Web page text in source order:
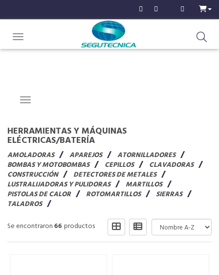
Toggle navigation
Navigation ein-/ausblenden
HERRAMIENTAS Y MÁQUINAS
ELÉCTRICAS/BATERÍA
AMOLADORAS APAREJOS
ATORNILLADORES
BOMBAS Y MOTOBOMBAS
CEPILLOS
CLAVADORAS
CONSTRUCCIÓN
DETECTORES DE METALES
LUSTRALIJADORAS Y PULIDORAS
MARTILLOS
PISTOLAS DE CALOR
ROTOMARTILLOS
SIERRAS
TALADROS
Se encontraron66 productos